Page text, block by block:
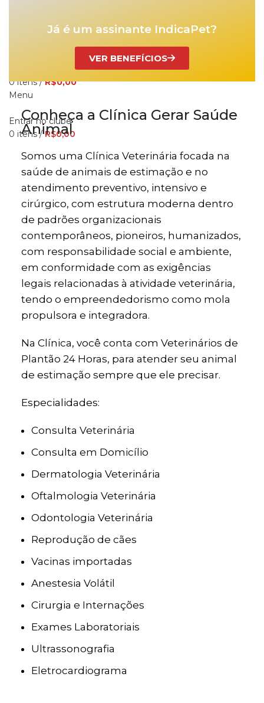
0itens / R$0,00
Menu
Entrar no clube
0 itens / R$0,00
QUERO SER PARCEIRO BENEFÍCIOS
NOSSOS PARCEIROS
COMO FUNCIONA PERGUNTAS FREQUENTES
Já é um assinante IndicaPet?
VER BENEFÍCIOS
Conheça a Clínica Gerar Saúde
Animal
Somos uma Clínica Veterinária focada na
saúde de animais de estimação e no
atendimento preventivo, intensivo e
cirúrgico, com estrutura moderna dentro
de padrões organizacionais
contemporâneos, pioneiros, humanizados,
com responsabilidade social e ambiente,
em conformidade com as exigências
legais relacionadas à atividade veterinária,
tendo o empreendedorismo como mola
propulsora e integradora.
Na Clínica, você conta com Veterinários de
Plantão 24 Horas, para atender seu animal
de estimação sempre que ele precisar.
Especialidades:
Consulta Veterinária
Consulta em Domicílio
Dermatologia Veterinária
Oftalmologia Veterinária
Odontologia Veterinária
Reprodução de cães
Vacinas importadas
Anestesia Volátil
Cirurgia e Internações
Exames Laboratoriais
Ultrassonografia
Eletrocardiograma